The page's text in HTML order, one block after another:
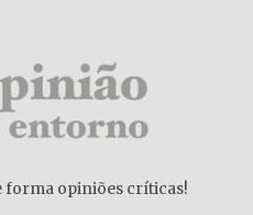
forma opiniões críticas!